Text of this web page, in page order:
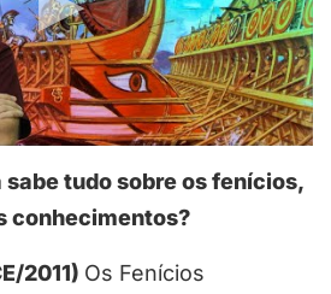
tudo sobre os fenícios,
conhecimentos?
2011) Os Fenícios